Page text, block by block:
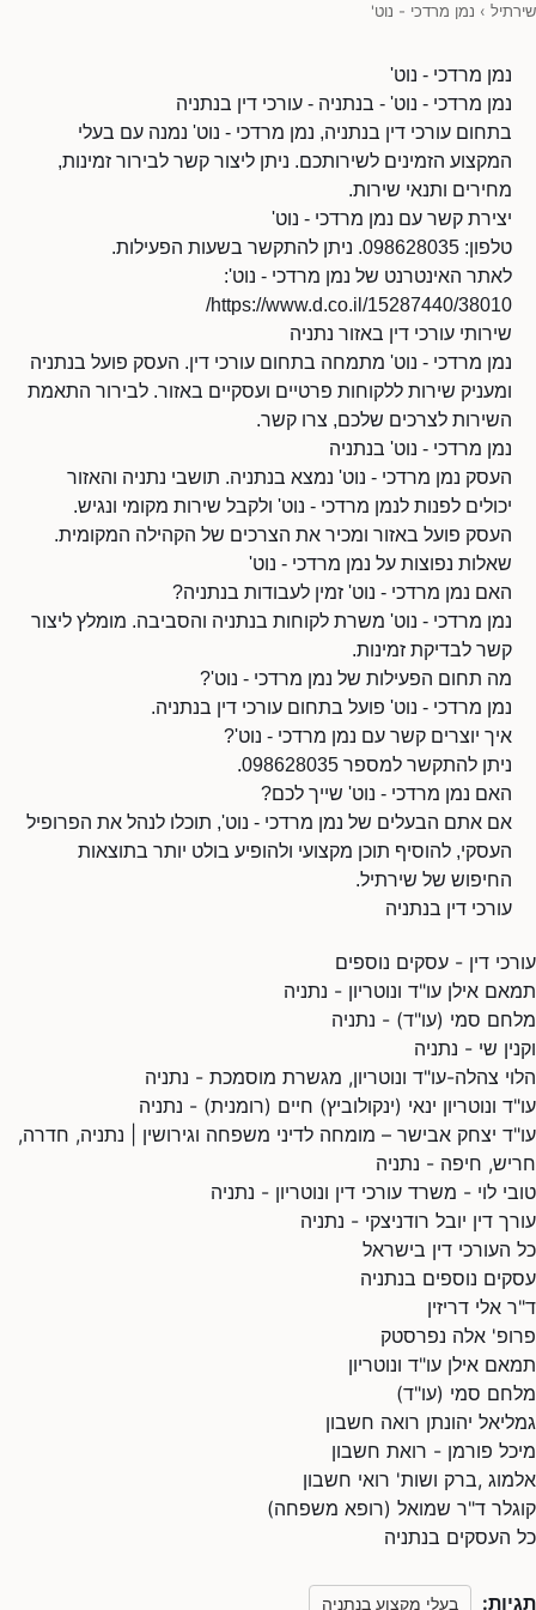
שירתיל › נמן מרדכי - נוט'
נמן מרדכי - נוט'
נמן מרדכי - נוט' - בנתניה - עורכי דין בנתניה
בתחום עורכי דין בנתניה, נמן מרדכי - נוט' נמנה עם בעלי
המקצוע הזמינים לשירותכם. ניתן ליצור קשר לבירור זמינות,
מחירים ותנאי שירות.
יצירת קשר עם נמן מרדכי - נוט'
טלפון: 098628035. ניתן להתקשר בשעות הפעילות.
לאתר האינטרנט של נמן מרדכי - נוט':
https://www.d.co.il/15287440/38010/
שירותי עורכי דין באזור נתניה
נמן מרדכי - נוט' מתמחה בתחום עורכי דין. העסק פועל בנתניה
ומעניק שירות ללקוחות פרטיים ועסקיים באזור. לבירור התאמת
השירות לצרכים שלכם, צרו קשר.
נמן מרדכי - נוט' בנתניה
העסק נמן מרדכי - נוט' נמצא בנתניה. תושבי נתניה והאזור
יכולים לפנות לנמן מרדכי - נוט' ולקבל שירות מקומי ונגיש.
העסק פועל באזור ומכיר את הצרכים של הקהילה המקומית.
שאלות נפוצות על נמן מרדכי - נוט'
האם נמן מרדכי - נוט' זמין לעבודות בנתניה?
נמן מרדכי - נוט' משרת לקוחות בנתניה והסביבה. מומלץ ליצור
קשר לבדיקת זמינות.
מה תחום הפעילות של נמן מרדכי - נוט'?
נמן מרדכי - נוט' פועל בתחום עורכי דין בנתניה.
איך יוצרים קשר עם נמן מרדכי - נוט'?
ניתן להתקשר למספר 098628035.
האם נמן מרדכי - נוט' שייך לכם?
אם אתם הבעלים של נמן מרדכי - נוט', תוכלו לנהל את הפרופיל
העסקי, להוסיף תוכן מקצועי ולהופיע בולט יותר בתוצאות
החיפוש של שירתיל.
עורכי דין בנתניה
עורכי דין - עסקים נוספים
תמאם אילן עו"ד ונוטריון - נתניה
מלחם סמי (עו"ד) - נתניה
וקנין שי - נתניה
הלוי צהלה-עו"ד ונוטריון, מגשרת מוסמכת - נתניה
עו"ד ונוטריון ינאי (ינקולוביץ) חיים (רומנית) - נתניה
עו"ד יצחק אבישר – מומחה לדיני משפחה וגירושין | נתניה, חדרה,
חריש, חיפה - נתניה
טובי לוי - משרד עורכי דין ונוטריון - נתניה
עורך דין יובל רודניצקי - נתניה
כל העורכי דין בישראל
עסקים נוספים בנתניה
ד"ר אלי דריזין
פרופ' אלה נפרסטק
תמאם אילן עו"ד ונוטריון
מלחם סמי (עו"ד)
גמליאל יהונתן רואה חשבון
מיכל פורמן - רואת חשבון
אלמוג ,ברק ושות' רואי חשבון
קוגלר ד"ר שמואל (רופא משפחה)
כל העסקים בנתניה
תגיות: בעלי מקצוע בנתניה